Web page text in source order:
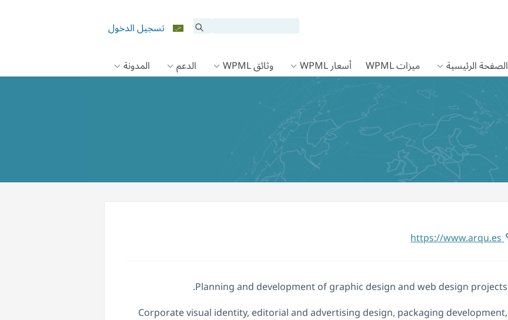
تسجيل الدخول
الصفحة الرئيسية
ميزات WPML أسعار WPML وثائق WPML الدعم المدونة
https://www.arqu.es
Planning and development of graphic design and web design projects.
Corporate visual identity, editorial and advertising design, packaging development,